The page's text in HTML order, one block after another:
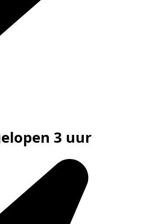
3 uur